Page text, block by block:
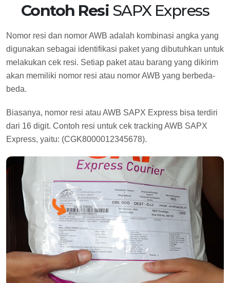
Contoh Resi SAPX Express
Nomor resi dan nomor AWB adalah kombinasi angka yang
digunakan sebagai identifikasi paket yang dibutuhkan untuk
melakukan cek resi. Setiap paket atau barang yang dikirim
akan memiliki nomor resi atau nomor AWB yang berbeda-
beda.
Biasanya, nomor resi atau AWB SAPX Express bisa terdiri
dari 16 digit. Contoh resi untuk cek tracking AWB SAPX
Express, yaitu: (CGK8000012345678).